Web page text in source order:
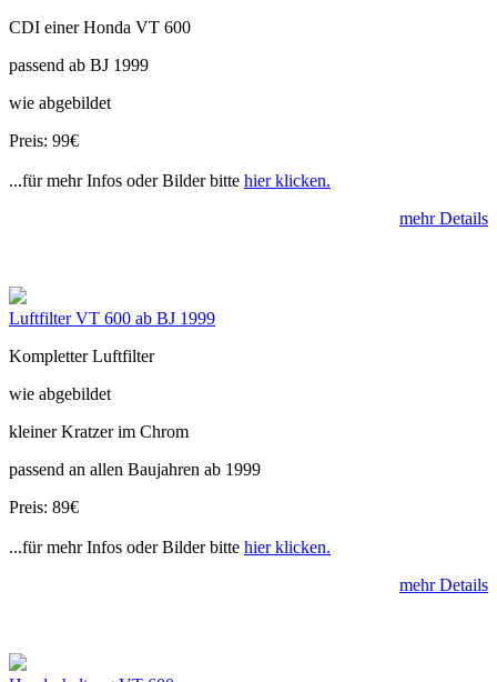
CDI einer Honda VT 600
passend ab BJ 1999
wie abgebildet
Preis: 99€
...für mehr Infos oder Bilder bitte hier klicken.
mehr Details
Luftfilter VT 600 ab BJ 1999
Kompletter Luftfilter
wie abgebildet
kleiner Kratzer im Chrom
passend an allen Baujahren ab 1999
Preis: 89€
...für mehr Infos oder Bilder bitte hier klicken.
mehr Details